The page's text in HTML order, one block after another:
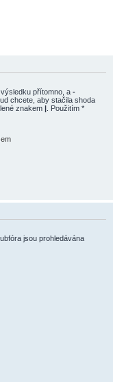
přítomno, a -
chcete, aby stačila shoda
znakem | . Použitím *
jsou prohledávána